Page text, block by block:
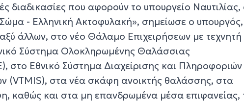
διαδικασίες που αφορούν το υπουργείο
Σώμα - Ελληνική Ακτοφυλακή», σημείωσε ο υπουργός,
άλλων, στο νέο Θάλαμο Επιχειρήσεων με τεχνητή
Σύστημα Ολοκληρωμένης Θαλάσσιας
στο Εθνικό Σύστημα Διαχείρισης και Πληροφοριών
(VTMIS), στα νέα σκάφη ανοικτής θαλάσσης, στα
καθώς και στα μη επανδρωμένα μέσα επιφανείας,